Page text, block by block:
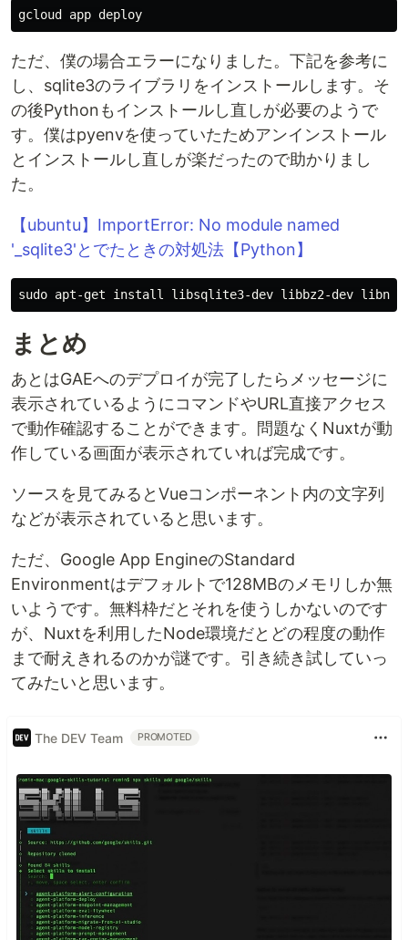
ただ、僕の場合エラーになりました。下記を参考に
し、sqlite3のライブラリをインストールします。そ
の後Pythonもインストールし直しが必要のようで
す。僕はpyenvを使っていたためアンインストール
とインストールし直しが楽だったので助かりまし
た。
【ubuntu】ImportError: No module named
'_sqlite3'とでたときの対処法【Python】
sudo apt-get install
まとめ
あとはGAEへのデプロイが完了したらメッセージに
表示されているようにコマンドやURL直接アクセス
で動作確認することができます。問題なくNuxtが動
作している画面が表示されていれば完成です。
ソースを見てみるとVueコンポーネント内の文字列
などが表示されていると思います。
ただ、Google App EngineのStandard
Environmentはデフォルトで128MBのメモリしか無
いようです。無料枠だとそれを使うしかないのです
が、Nuxtを利用したNode環境だとどの程度の動作
まで耐えきれるのかが謎です。引き続き試していっ
てみたいと思います。
The DEV Team PROMOTED